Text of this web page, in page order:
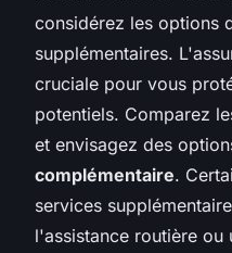
considérez les options
supplémentaires.
cruciale pour vous
potentiels. Comparez
et envisagez des
complémentaire.
services
l'assistance routière ou